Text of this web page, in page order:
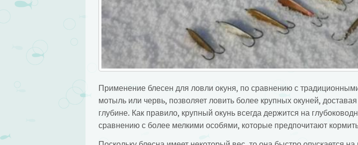
Применение блесен для ловли окуня, по сравнению с
мотыль или червь, позволяет ловить более крупных окуней,
глубине. Как правило, крупный окунь всегда держится на
сравнению с более мелкими особями, которые предпочитают